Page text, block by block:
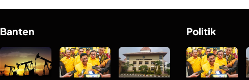
Banten Politik